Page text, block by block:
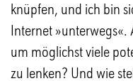
knüpfen, und ich bin
Internet »unterwegs«.
um möglichst viele
zu lenken? Und wie